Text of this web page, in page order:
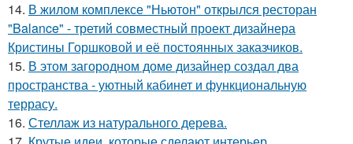
14. В жилом комплексе "Ньютон" открылся ресторан
"Balance" - третий совместный проект дизайнера
Кристины Горшковой и её постоянных заказчиков.
15. В этом загородном доме дизайнер создал два
пространства - уютный кабинет и функциональную
террасу.
16. Стеллаж из натурального дерева.